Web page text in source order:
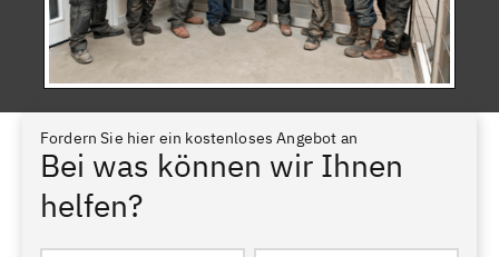
Fordern Sie hier ein kostenloses Angebot an
Bei was können wir Ihnen
helfen?